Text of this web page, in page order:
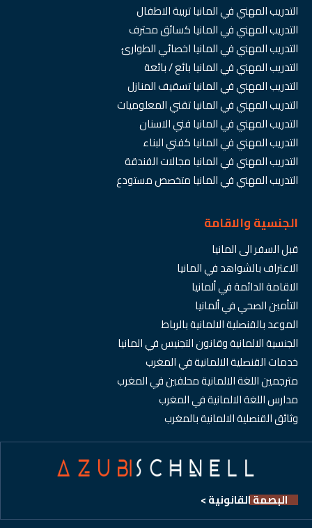
التدريب المهني في المانيا تربية الاطفال
التدريب المهني في المانيا كسائق محترف
التدريب المهني في المانيا اخصائي الطوارئ
التدريب المهني في المانيا بائع / بائعة
التدريب المهني في المانيا تسقيف المنازل
التدريب المهني في المانيا تقني المعلوميات
التدريب المهني في المانيا فني الاسنان
التدريب المهني في المانيا كفني البناء
التدريب المهني في المانيا مجالات الفندقة
التدريب المهني في المانيا متخصص مستودع
الجنسية والاقامة
قبل السفر الى المانيا
الاعتراف بالشواهد في المانيا
الاقامة الدائمة في ألمانيا
التأمين الصحي في ألمانيا
الموعد بالقنصلية الالمانية بالرباط
الجنسية الالمانية وقانون التجنيس في المانيا
خدمات القنصلية الالمانية في المغرب
مترجمين اللغة الالمانية محلفين في المغرب
مدارس اللغة الالمانية في المغرب
وثائق القنصلية الالمانية بالمغرب
البصمة القانونية >